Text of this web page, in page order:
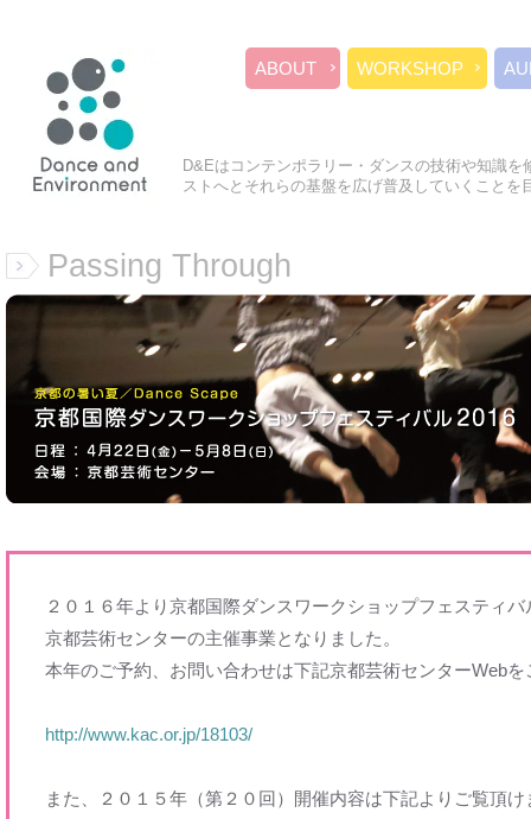
ABOUT WORKSHOP
D&Eはコンテンポラリー・ダンスの技術や知識
ストへとそれらの基盤を広げ普及していくことを
Passing Through
２０１６年より京都国際ダンスワークショップフェスティバ
京都芸術センターの主催事業となりました。
本年のご予約、お問い合わせは下記京都芸術センターWeb
http://www.kac.or.jp/18103/
また、２０１５年（第２０回）開催内容は下記よりご覧頂け